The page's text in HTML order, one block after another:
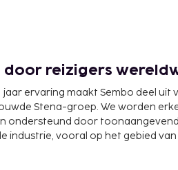
door reizigers
ervaring maakt Sembo deel uit
Stena-groep. We worden
ondersteund door
industrie, vooral op het gebied van